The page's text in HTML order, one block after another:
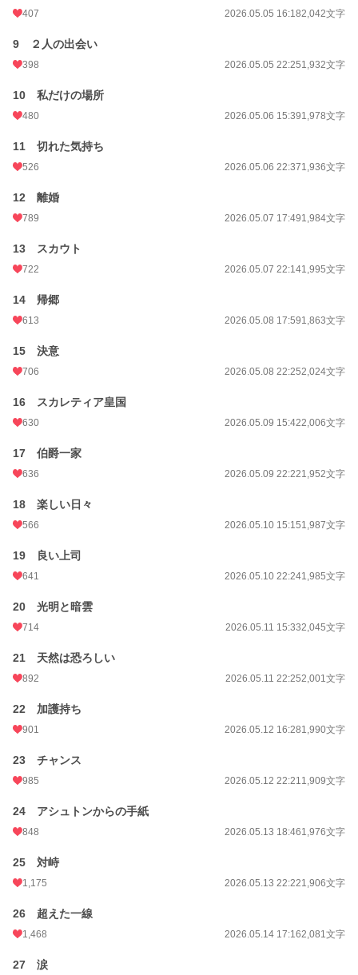
407 2026.05.05 16:182,042文字
9 ２人の出会い
398 2026.05.05 22:251,932文字
10 私だけの場所
480 2026.05.06 15:391,978文字
11 切れた気持ち
526 2026.05.06 22:371,936文字
12 離婚
789 2026.05.07 17:491,984文字
13 スカウト
722 2026.05.07 22:141,995文字
14 帰郷
613 2026.05.08 17:591,863文字
15 決意
706 2026.05.08 22:252,024文字
16 スカレティア皇国
630 2026.05.09 15:422,006文字
17 伯爵一家
636 2026.05.09 22:221,952文字
18 楽しい日々
566 2026.05.10 15:151,987文字
19 良い上司
641 2026.05.10 22:241,985文字
20 光明と暗雲
714 2026.05.11 15:332,045文字
21 天然は恐ろしい
892 2026.05.11 22:252,001文字
22 加護持ち
901 2026.05.12 16:281,990文字
23 チャンス
985 2026.05.12 22:211,909文字
24 アシュトンからの手紙
848 2026.05.13 18:461,976文字
25 対峙
1,175 2026.05.13 22:221,906文字
26 超えた一線
1,468 2026.05.14 17:162,081文字
27 涙